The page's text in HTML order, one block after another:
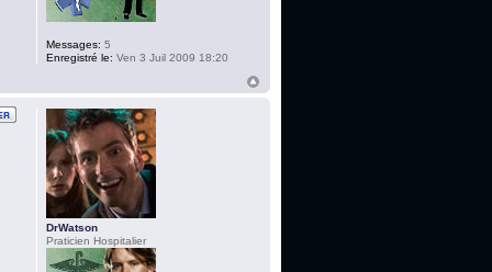
Messages: 5
Enregistré le: Ven 3 Juil 2009 18:20
DrWatson
Praticien Hospitalier